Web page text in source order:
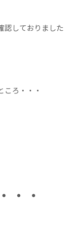
認しておりました
ろ・・・
・・